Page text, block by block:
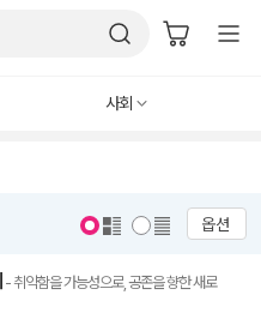
사회
옵션
- 취약함을 가능성으로, 공존을 향한 새로